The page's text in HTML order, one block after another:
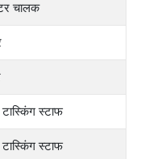
चालक
टास्किंग स्टाफ
टास्किंग स्टाफ